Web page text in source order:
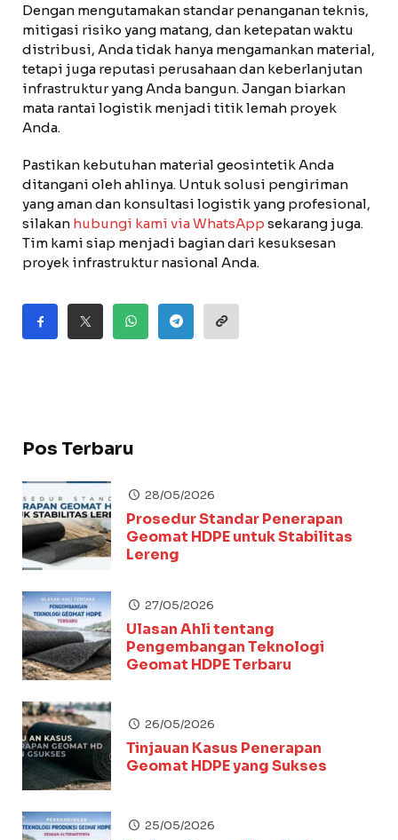
Dengan mengutamakan standar penanganan teknis,
mitigasi risiko yang matang, dan ketepatan waktu
distribusi, Anda tidak hanya mengamankan material,
tetapi juga reputasi perusahaan dan keberlanjutan
infrastruktur yang Anda bangun. Jangan biarkan
mata rantai logistik menjadi titik lemah proyek
Anda.
Pastikan kebutuhan material geosintetik Anda
ditangani oleh ahlinya. Untuk solusi pengiriman
yang aman dan konsultasi logistik yang profesional,
silakan hubungi kami via WhatsApp sekarang juga.
Tim kami siap menjadi bagian dari kesuksesan
proyek infrastruktur nasional Anda.
Pos Terbaru
28/05/2026
Prosedur Standar Penerapan
Geomat HDPE untuk Stabilitas
Lereng
27/05/2026
Ulasan Ahli tentang
Pengembangan Teknologi
Geomat HDPE Terbaru
26/05/2026
Tinjauan Kasus Penerapan
Geomat HDPE yang Sukses
25/05/2026